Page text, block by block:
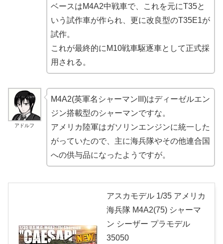
ベースはM4A2中戦車で、これを元にT35と
いう試作車が作られ、更に改良型のT35E1が
試作。
これが最終的にM10戦車駆逐車として正式採
用される。
アドルフ
M4A2(英軍名シャーマンIII)はディーゼルエン
ジン搭載型のシャーマンですな。
アメリカ陸軍はガソリンエンジンに統一した
がっていたので、主に海兵隊やその他連合国
への供与品になったようですが。
アスカモデル 1/35 アメリカ
海兵隊 M4A2(75) シャーマ
ン シーザー プラモデル
35050